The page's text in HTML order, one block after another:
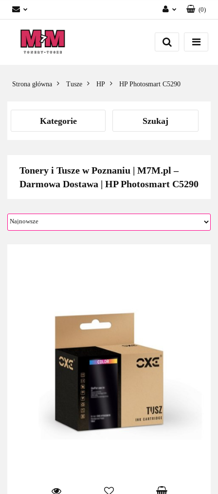
Zaloguj się
Załóż konto
(0)
Strona główna Tusze HP HP Photosmart C5290
Kategorie Szukaj
Tonery i Tusze w Poznaniu | M7M.pl –
Darmowa Dostawa | HP Photosmart C5290